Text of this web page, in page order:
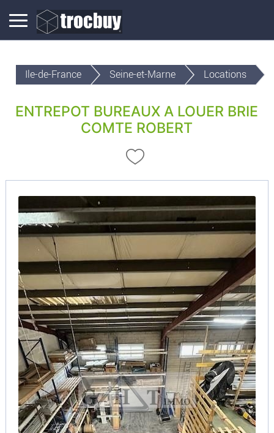
Ile-de-France Seine-et-Marne Locations
ENTREPOT BUREAUX A LOUER BRIE
COMTE ROBERT